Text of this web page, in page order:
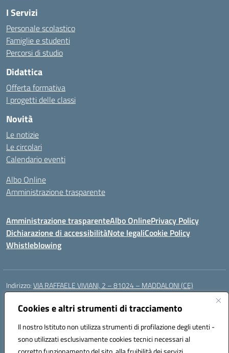
Cookies e altri strumenti di tracciamento
Il nostro Istituto non utilizza strumenti di profilazione degli utenti -
sono utilizzati esclusivamente cookies tecnici necessari al
I Servizi
Personale scolastico
Famiglie e studenti
Percorsi di studio
Didattica
Offerta formativa
I progetti delle classi
Novità
Le notizie
Le circolari
Calendario eventi
Albo Online
Amministrazione trasparente
Amministrazione trasparenteAlbo OnlinePrivacy Policy
Dichiarazione di accessibilitàNote legaliCookie Policy
Whistleblowing
Indirizzo:VIA RAFFAELE VIVIANI, 2 – 81024 – MADDALONI (CE)
Centralino:
Posta elettronica certificata (PEC):ceic8av00r@pec.istruzione.it
Codice fiscale: 93086020612
Codice meccanografico:CEIC8AV00R
Codice Indice delle Pubbliche Amministrazioni (IPA): icamm